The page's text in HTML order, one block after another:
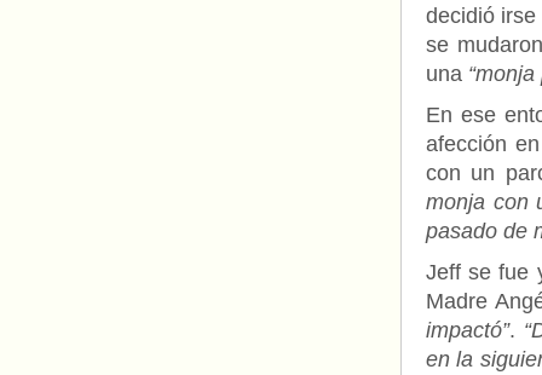
decidió
se
una “monja
En ese
afección
con un
monja con
pasado de
Jeff se fue
Madre
impactó”.
en la